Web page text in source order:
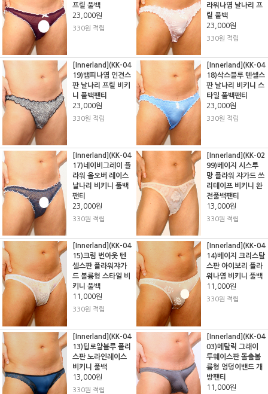
프릴 풀백
23,000원
330원 적립
라워나염 날나리 프
릴 풀백
23,000원
330원 적립
[Innerland](KK-04
19)뱀피나염 인견스
판 날나리 프릴 비키
니 풀백팬티
23,000원
330원 적립
[Innerland](KK-04
18)삭스블루 텐셀스
판 날나리 비키니 스
타일 풀백팬티
23,000원
330원 적립
[Innerland](KK-04
17)네이비그레이 플
라워 올오버 레이스
날나리 비키니 풀백
팬티
23,000원
330원 적립
[Innerland](KK-02
99)베이지 시스루
망 플라워 쟈가드 쓰
리테이프 비키니 완
전풀백팬티
13,000원
330원 적립
[Innerland](KK-04
15)크림 번아웃 텐
셀스판 플라워쟈가
드 볼륨형 스타일 비
키니 풀백
11,000원
330원 적립
[Innerland](KK-04
14)베이지 크리스탈
스판 아이보리 플라
워나염 비키니 풀백
11,000원
330원 적립
[Innerland](KK-04
13)딥로얄블루 폴리
스판 노라인레이스
비키니 풀백
13,000원
330원 적립
[Innerland](KK-04
03)메탈릭 그래이
투웨이스판 돌출볼
륨형 엉덩이밴드 개
방팬티
11,000원